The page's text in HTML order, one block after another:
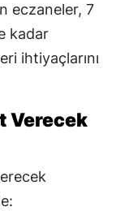
eczaneler, 7
kadar
ihtiyaçlarını
Verecek